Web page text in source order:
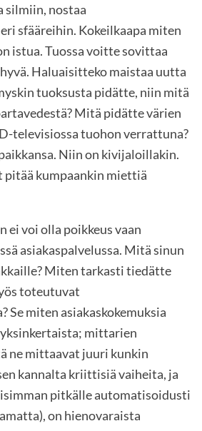
silmiin, nostaa
sfääreihin. Kokeilkaapa miten
istua. Tuossa voitte sovittaa
Haluaisitteko maistaa uutta
tuoksusta pidätte, niin mitä
Mitä pidätte värien
televisiossa tuohon verrattuna?
Niin on kivijaloillakin.
kumpaankin miettiä
ei voi olla poikkeus vaan
asiakaspalvelussa. Mitä sinun
Miten tarkasti tiedätte
toteutuvat
Se miten asiakaskokemuksia
mittarien
ne mittaavat juuri kunkin
kannalta kriittisiä vaiheita, ja
pitkälle automatisoidusti
on hienovaraista